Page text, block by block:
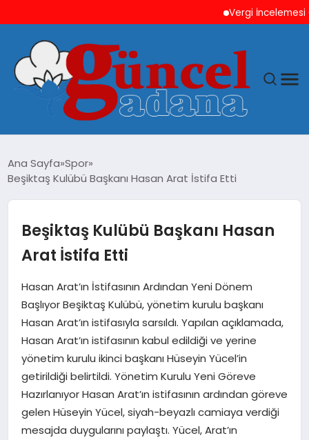
Vergi İncelemesi
GÜNCEL
YAŞAM
MAGAZIN
TEKNOLOJI
Ana Sayfa Spor
Beşiktaş Kulübü Başkanı Hasan Arat İstifa Etti
Beşiktaş Kulübü Başkanı Hasan
Arat İstifa Etti
Hasan Arat’ın İstifasının Ardından Yeni Dönem
Başlıyor Beşiktaş Kulübü, yönetim kurulu başkanı
Hasan Arat’ın istifasıyla sarsıldı. Yapılan açıklamada,
Hasan Arat’ın istifasının kabul edildiği ve yerine
yönetim kurulu ikinci başkanı Hüseyin Yücel’in
getirildiği belirtildi. Yönetim Kurulu Yeni Göreve
Hazırlanıyor Hasan Arat’ın istifasının ardından göreve
gelen Hüseyin Yücel, siyah-beyazlı camiaya verdiği
mesajda duygularını paylaştı. Yücel, Arat’ın